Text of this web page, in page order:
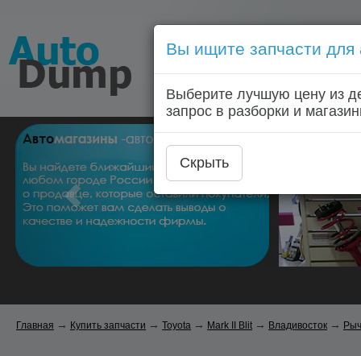
Голосовой запрос
Главная
Главная → Купить запчасти → Toyota → Mark II Blit → Владивосток →
Вы ищите запчасти для
Выберите лучшую цену из
запрос в разборки и
Скрыть